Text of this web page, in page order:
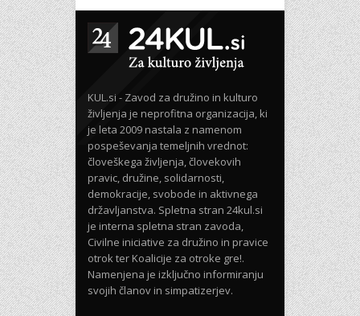
KUL.si - Zavod za družino in kulturo
življenja je neprofitna organizacija, ki
je leta 2009 nastala z namenom
pospeševanja temeljnih vrednot:
človeškega življenja, človekovih
pravic, družine, solidarnosti,
demokracije, svobode in aktivnega
državljanstva. Spletna stran 24kul.si
je interna spletna stran zavoda,
Civilne iniciative za družino in pravice
otrok ter Koalicije za otroke gre!.
Namenjena je izključno informiranju
svojih članov in simpatizerjev.